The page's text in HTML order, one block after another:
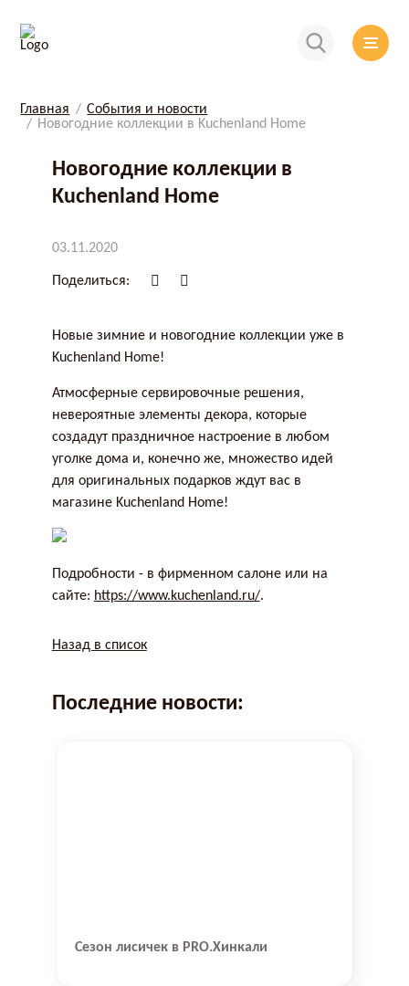
Главная
События и новости
Новогодние коллекции в Kuchenland Home
Новогодние коллекции в
Kuchenland Home
03.11.2020
Поделиться:
Новые зимние и новогодние коллекции уже в
Kuchenland Home!
Атмосферные сервировочные решения,
невероятные элементы декора, которые
создадут праздничное настроение в любом
уголке дома и, конечно же, множество идей
для оригинальных подарков ждут вас в
магазине Kuchenland Home!
Подробности - в фирменном салоне или на
сайте: https://www.kuchenland.ru/.
Назад в список
Последние новости:
Сезон лисичек в PRO.Хинкали